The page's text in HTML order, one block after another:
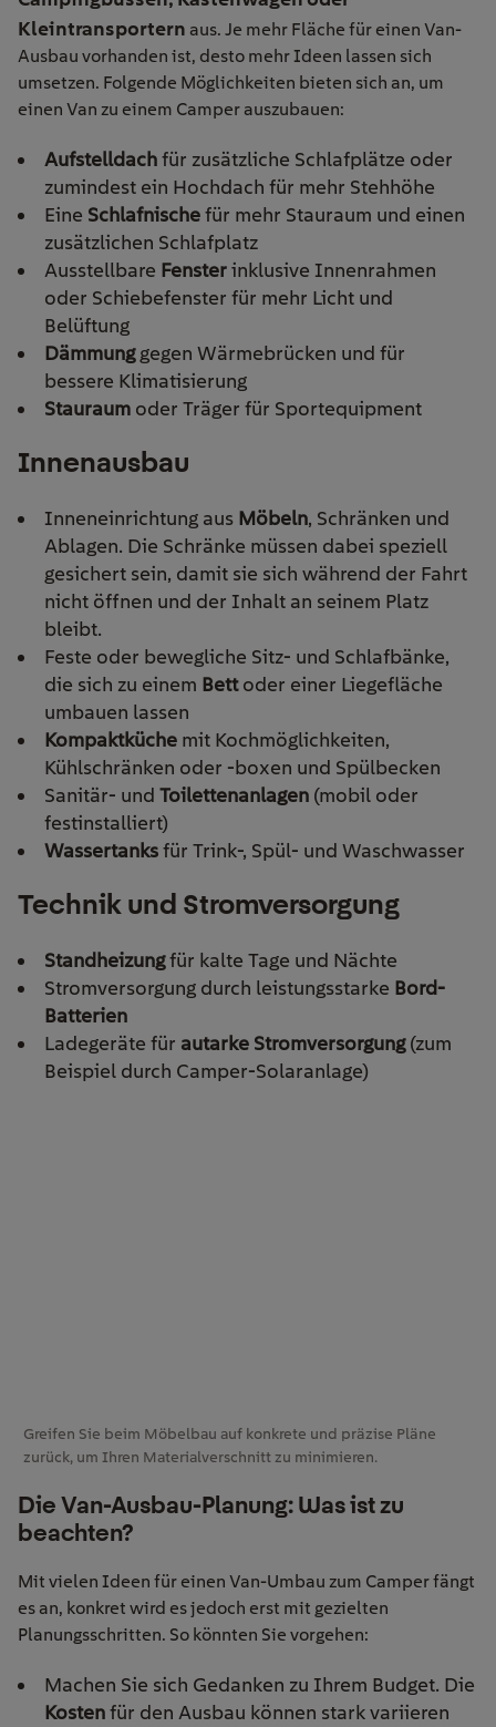
Kleintransportern aus. Je mehr Fläche für einen Van-
Ausbau vorhanden ist, desto mehr Ideen lassen sich
umsetzen. Folgende Möglichkeiten bieten sich an, um
einen Van zu einem Camper auszubauen:
Aufstelldachfür zusätzliche Schlafplätze oder
zumindest ein Hochdach für mehr Stehhöhe
Eine Schlafnischefür mehr Stauraum und einen
zusätzlichen Schlafplatz
Ausstellbare Fensterinklusive Innenrahmen
oder Schiebefenster für mehr Licht und
Belüftung
Dämmunggegen Wärmebrücken und für
bessere Klimatisierung
Stauraum oder Träger für Sportequipment
Innenausbau
Inneneinrichtung aus Möbeln, Schränken und
Ablagen. Die Schränke müssen dabei speziell
gesichert sein, damit sie sich während der Fahrt
nicht öffnen und der Inhalt an seinem Platz
bleibt.
Feste oder bewegliche Sitz- und Schlafbänke,
die sich zu einem Bettoder einer Liegefläche
umbauen lassen
Kompaktküche mit Kochmöglichkeiten,
Kühlschränken oder -boxen und Spülbecken
Sanitär- und Toilettenanlagen (mobil oder
festinstalliert)
Wassertanksfür Trink-, Spül- und Waschwasser
Technik und Stromversorgung
Standheizungfür kalte Tage und Nächte
Stromversorgung durch leistungsstarke Bord-
Batterien
Ladegeräte für autarke Stromversorgung(zum
Beispiel durch Camper-Solaranlage)
Greifen Sie beim Möbelbau auf konkrete und präzise Pläne
zurück, um Ihren Materialverschnitt zu minimieren.
Die Van-Ausbau-Planung: Was ist zu
beachten?
Mit vielen Ideen für einen Van-Umbau zum Camper fängt
es an, konkret wird es jedoch erst mit gezielten
Planungsschritten. So könnten Sie vorgehen:
Machen Sie sich Gedanken zu Ihrem Budget. Die
Kostenfür den Ausbau können stark variieren